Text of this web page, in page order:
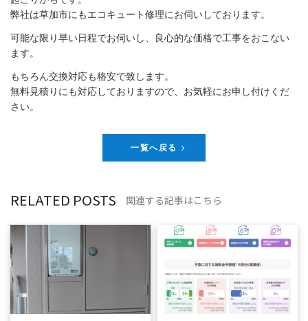
弊社は草加市にもエコキュート修理にお伺いしております。
可能な限り早い日程でお伺いし、良心的な価格で工事をおこない
ます。
もちろん交換対応も格安で致します。
無料見積りにも対応しておりますので、お気軽にお申し付けくだ
さい。
一覧へ戻る
RELATED POSTS 関連する記事はこちら